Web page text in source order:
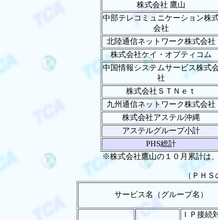
株式会社 鷹山
中部テレコミュニケーション株
会社
北陸通信ネットワーク株式会社
株式会社ケイ・オプティコム
中国情報システムサービス株式
社
株式会社ＳＴＮｅｔ
九州通信ネットワーク株式会社
株式会社アステル沖縄
アステルグループ小計
PHS総計
※株式会社鷹山の１０月累計は
（ＰＨ
サービス名（グループ名）
ＩＰ接続